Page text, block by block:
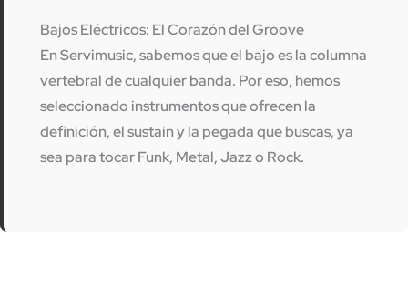
Bajos Eléctricos: El Corazón del Groove
En Servimusic, sabemos que el bajo es la columna
vertebral de cualquier banda. Por eso, hemos
seleccionado instrumentos que ofrecen la
definición, el sustain y la pegada que buscas, ya
sea para tocar Funk, Metal, Jazz o Rock.